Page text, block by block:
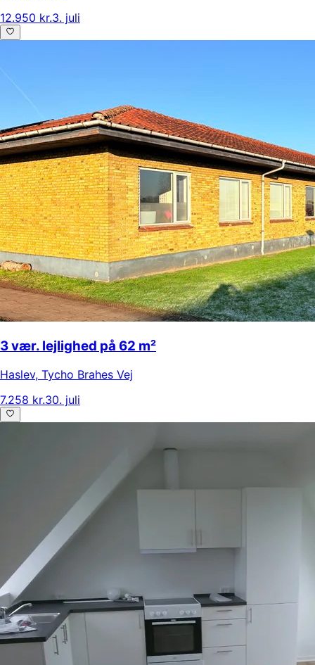
12.950 kr.3. juli
3 vær. lejlighed på 62 m²
Haslev, Tycho Brahes Vej
7.258 kr.30. juli